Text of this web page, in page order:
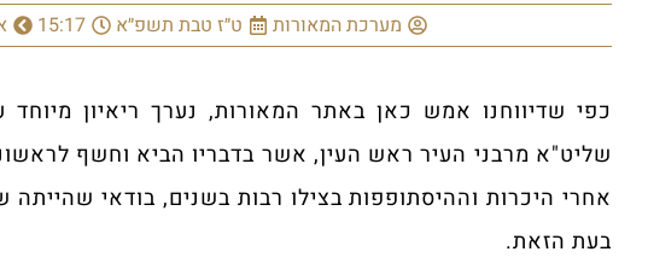
מערכת המאורות ט״ז טבת תשפ״א 15:17
כפי שדיווחנו אמש כאן באתר המאורות, נערך ריאיון
שליט"א מרבני העיר ראש העין, אשר בדבריו הביא וחשף
אחרי היכרות וההיסתופפות בצילו רבות בשנים, בודאי
בעת הזאת.